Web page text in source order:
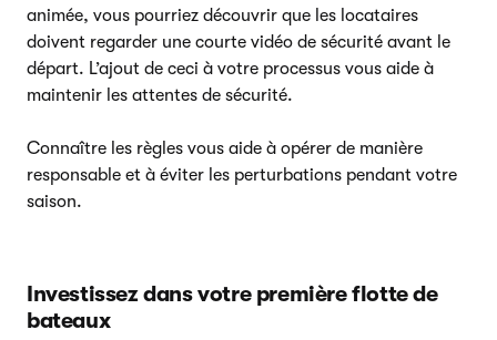
animée, vous pourriez découvrir que les locataires
doivent regarder une courte vidéo de sécurité avant le
départ. L’ajout de ceci à votre processus vous aide à
maintenir les attentes de sécurité.
Connaître les règles vous aide à opérer de manière
responsable et à éviter les perturbations pendant votre
saison.
Investissez dans votre première flotte de
bateaux